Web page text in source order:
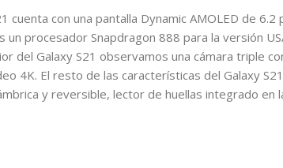
con una pantalla Dynamic AMOLED de 6.2
procesador Snapdragon 888 para la versión
del Galaxy S21 observamos una cámara triple
4K. El resto de las características del Galaxy
y reversible, lector de huellas integrado en